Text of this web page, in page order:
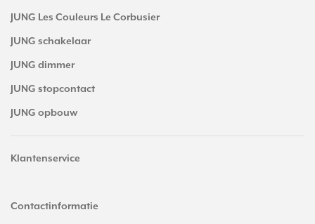
JUNG Les Couleurs Le Corbusier
JUNG schakelaar
JUNG dimmer
JUNG stopcontact
JUNG opbouw
Klantenservice
Contactinformatie